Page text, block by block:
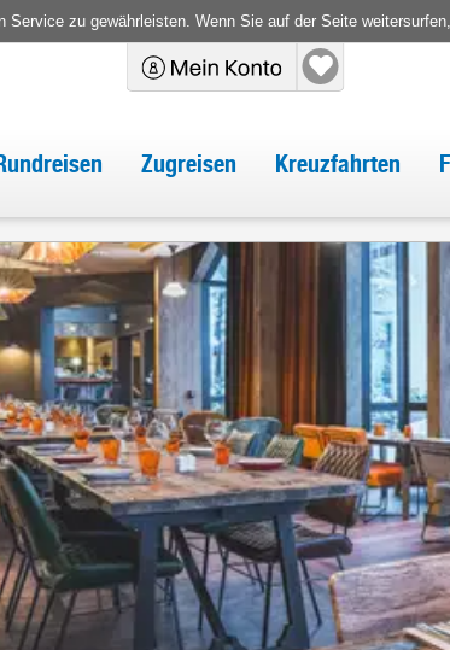
zu gewährleisten. Wenn Sie auf der Seite
Zugreisen Kreuzfahrten